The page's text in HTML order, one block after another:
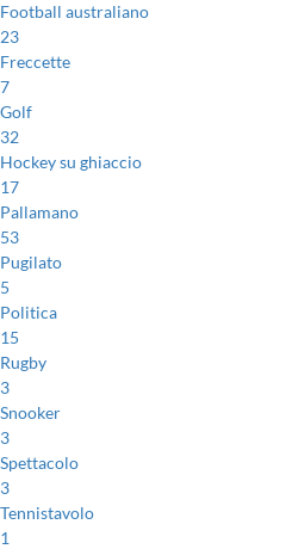
Football australiano
23
Freccette
7
Golf
32
Hockey su ghiaccio
17
Pallamano
53
Pugilato
5
Politica
15
Rugby
3
Snooker
3
Spettacolo
3
Tennistavolo
1